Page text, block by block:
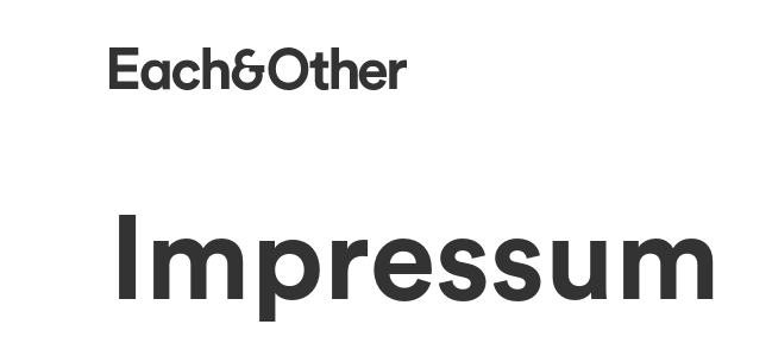
Homepage
Impressum